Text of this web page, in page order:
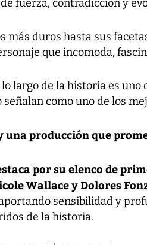
fuerza, contradicción y
más duros hasta sus
que incomoda,
largo de la historia es uno
señalan como uno de los
una producción que
por su elenco de
Wallace y Dolores
sensibilidad y
de la historia.